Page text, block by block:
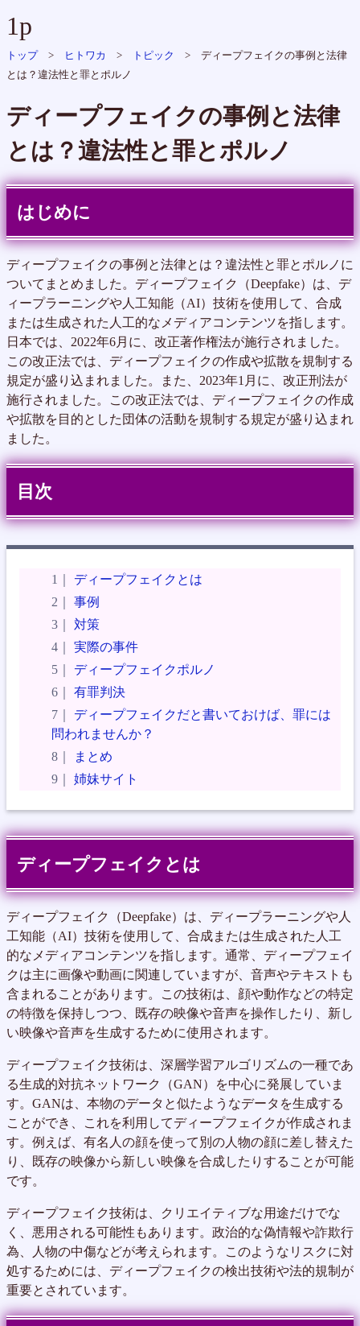
1p
トップ> ヒトワカ > トピック
> ディープフェイクの事例と法律
とは？違法性と罪とポルノ
ディープフェイクの事例と法律
とは？違法性と罪とポルノ
はじめに
ディープフェイクの事例と法律とは？違法性と罪とポルノに
ついてまとめました。ディープフェイク（Deepfake）は、デ
ィープラーニングや人工知能（AI）技術を使用して、合成
または生成された人工的なメディアコンテンツを指します。
日本では、2022年6月に、改正著作権法が施行されました。
この改正法では、ディープフェイクの作成や拡散を規制する
規定が盛り込まれました。また、2023年1月に、改正刑法が
施行されました。この改正法では、ディープフェイクの作成
や拡散を目的とした団体の活動を規制する規定が盛り込まれ
ました。
目次
ディープフェイクとは
事例
対策
実際の事件
ディープフェイクポルノ
有罪判決
ディープフェイクだと書いておけば、罪には
問われませんか？
まとめ
姉妹サイト
ディープフェイクとは
ディープフェイク（Deepfake）は、ディープラーニングや人
工知能（AI）技術を使用して、合成または生成された人工
的なメディアコンテンツを指します。通常、ディープフェイ
クは主に画像や動画に関連していますが、音声やテキストも
含まれることがあります。この技術は、顔や動作などの特定
の特徴を保持しつつ、既存の映像や音声を操作したり、新し
い映像や音声を生成するために使用されます。
ディープフェイク技術は、深層学習アルゴリズムの一種であ
る生成的対抗ネットワーク（GAN）を中心に発展していま
す。GANは、本物のデータと似たようなデータを生成する
ことができ、これを利用してディープフェイクが作成されま
す。例えば、有名人の顔を使って別の人物の顔に差し替えた
り、既存の映像から新しい映像を合成したりすることが可能
です。
ディープフェイク技術は、クリエイティブな用途だけでな
く、悪用される可能性もあります。政治的な偽情報や詐欺行
為、人物の中傷などが考えられます。このようなリスクに対
処するためには、ディープフェイクの検出技術や法的規制が
重要とされています。